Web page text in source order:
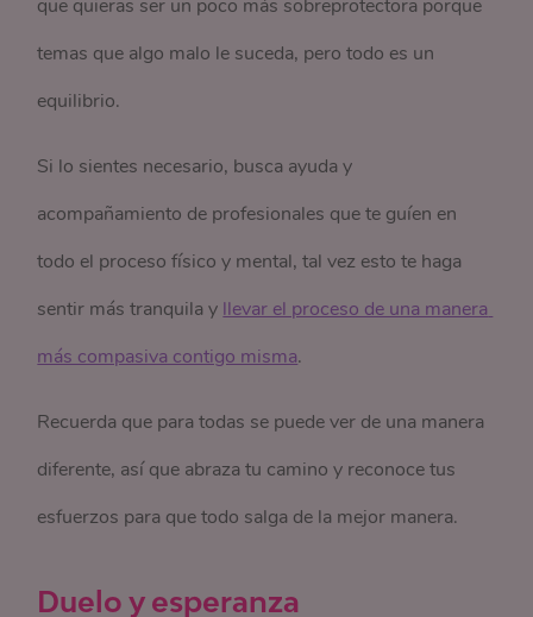
que quieras ser un poco más sobreprotectora porque
temas que algo malo le suceda, pero todo es un
equilibrio.
Si lo sientes necesario, busca ayuda y
acompañamiento de profesionales que te guíen en
todo el proceso físico y mental, tal vez esto te haga
sentir más tranquila y llevar el proceso de una manera
más compasiva contigo misma.
Recuerda que para todas se puede ver de una manera
diferente, así que abraza tu camino y reconoce tus
esfuerzos para que todo salga de la mejor manera.
Duelo y esperanza